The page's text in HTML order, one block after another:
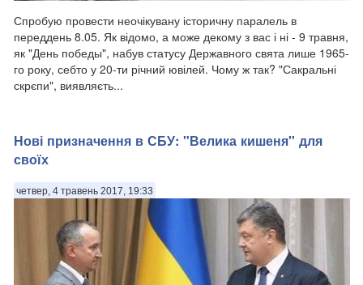
Спробую провести неочікувану історичну паралель в
переддень 8.05. Як відомо, а може декому з вас і ні - 9 травня,
як "День победы", набув статусу Державного свята лише 1965-
го року, себто у 20-ти річний ювілей. Чому ж так? "Сакральні
скрєпи", виявляєть...
Нові призначення в СБУ: "Велика кишеня" для
своїх
четвер, 4 травень 2017, 19:33